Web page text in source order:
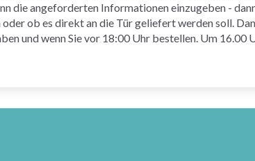
die angeforderten Informationen einzugeben -
ob es direkt an die Tür geliefert werden soll.
und wenn Sie vor 18:00 Uhr bestellen. Um 16.00